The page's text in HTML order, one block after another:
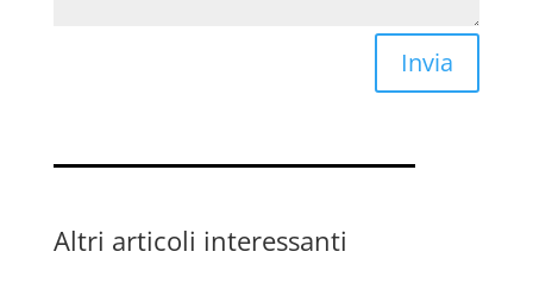
Invia
Altri articoli interessanti